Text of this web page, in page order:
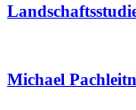
Michael